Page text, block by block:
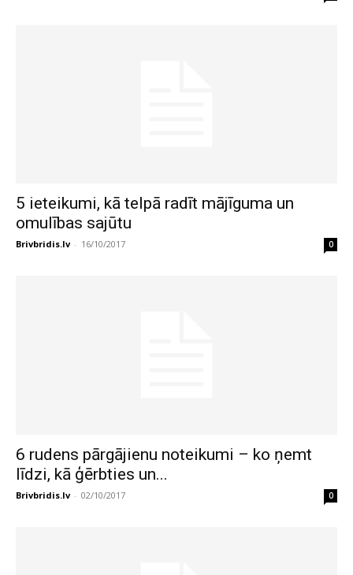
5 ieteikumi, kā telpā radīt mājīguma un
omulības sajūtu
Brivbridis.lv - 16/10/2017 0
6 rudens pārgājienu noteikumi – ko ņemt
līdzi, kā ģērbties un...
Brivbridis.lv - 02/10/2017 0